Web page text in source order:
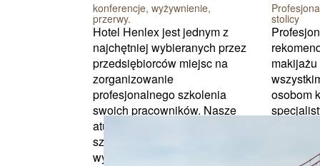
konferencje, wyżywnienie,
przerwy.
Hotel Henlex jest jednym z
najchętniej wybieranych przez
przedsiębiorców miejsc na
zorganizowanie
profesjonalnego szkolenia
swoich pracowników. Nasze
atuty to: nowoczesne sale
szkoleniowe poznań
wyposażone w profes...
stolicy
osobom
się